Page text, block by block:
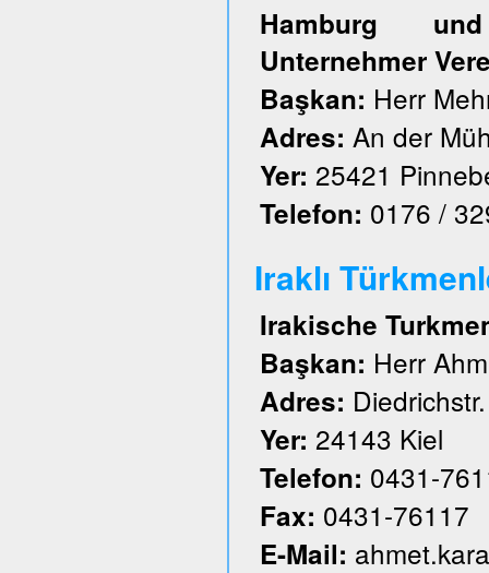
Hamburg und
Unternehmer
Başkan: Herr
Adres: An der
Yer: 25421
Telefon: 0176 /
Iraklı
Irakische
Başkan: Herr
Adres:
Yer: 24143 Kiel
Telefon: 0431-
Fax: 0431-76117
E-Mail: